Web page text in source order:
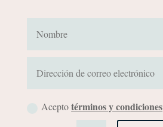
Aceptotérminos y condiciones